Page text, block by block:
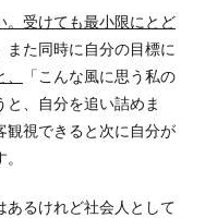
。受けても最小限にとど
また同時に自分の目標に
「こんな風に思う私の
、自分を追い詰めま
観視できると次に自分が
あるけれど社会人として